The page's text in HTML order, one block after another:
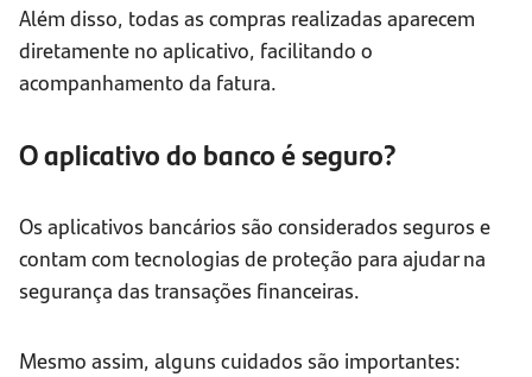
Além disso, todas as compras realizadas aparecem
diretamente no aplicativo, facilitando o
acompanhamento da fatura.
O aplicativo do banco é seguro?
Os aplicativos bancários são considerados seguros e
contam com tecnologias de proteção para ajudar na
segurança das transações financeiras.
Mesmo assim, alguns cuidados são importantes: